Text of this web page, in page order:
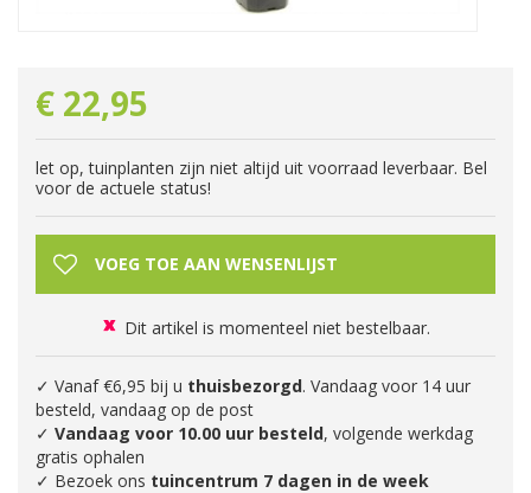
€ 22,95
let op, tuinplanten zijn niet altijd uit voorraad leverbaar. Bel
voor de actuele status!
Dit artikel is momenteel niet bestelbaar.
✓ Vanaf €6,95 bij u thuisbezorgd. Vandaag voor 14 uur
besteld, vandaag op de post
✓ Vandaag voor 10.00 uur besteld, volgende werkdag
gratis ophalen
✓ Bezoek ons tuincentrum 7 dagen in de week